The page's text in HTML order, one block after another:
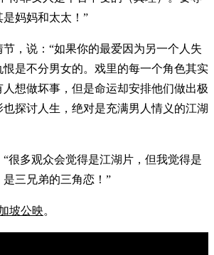
妈妈和太太！”
，说：“如果你的最爱因为另一个人失
是不分男女的。戏里的每一个角色其实
想做坏事，但是命运却安排他们做出极
探讨人生，绝对是充满男人情义的江湖
很多观众会觉得是江湖片，但我觉得是
三兄弟的三角恋！”
坡公映。